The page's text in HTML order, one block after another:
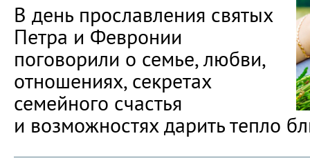
В день прославления святых
Петра и Февронии
поговорили о семье, любви,
отношениях, секретах
семейного счастья
и возможностях дарить тепло